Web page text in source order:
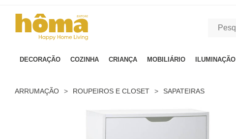
DECORAÇÃO COZINHA CRIANÇA MOBILIÁRIO ILUMINAÇÃO
ARRUMAÇÃO > ROUPEIROS E CLOSET > SAPATEIRAS